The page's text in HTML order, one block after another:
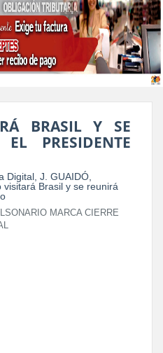
BRASIL Y SE
PRESIDENTE
MARCA CIERRE